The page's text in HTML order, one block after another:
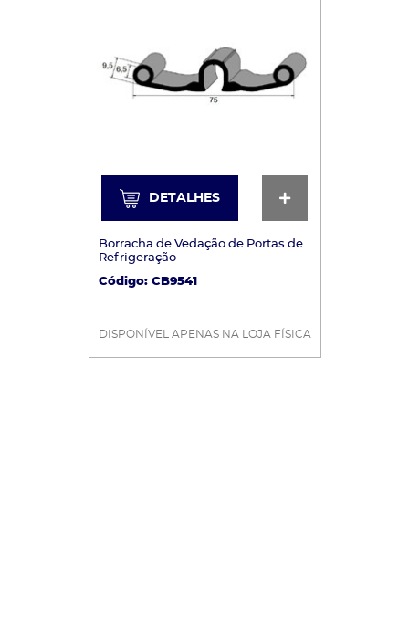
DETALHES
DETALHES
Borracha de Vedação de Portas de
Refrigeração
Código: CB9541
DISPONÍVEL APENAS NA LOJA FÍSICA